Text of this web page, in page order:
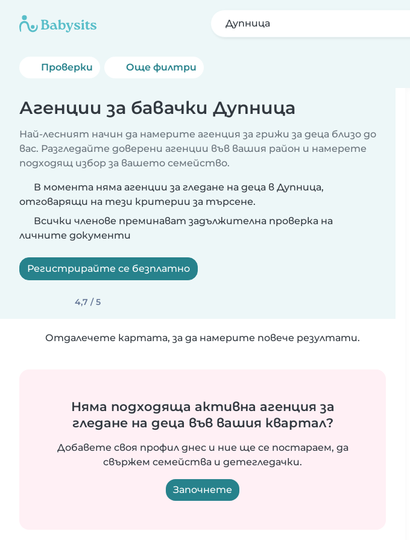
Дупница
Проверки Още филтри
Агенции за бавачки Дупница
Най-лесният начин да намерите агенция за грижи за деца близо до
вас. Разгледайте доверени агенции във вашия район и намерете
подходящ избор за вашето семейство.
В момента няма агенции за гледане на деца в Дупница,
отговарящи на тези критерии за търсене.
Всички членове преминават задължителна проверка на
личните документи
Регистрирайте се безплатно
4,7 / 5
Отдалечете картата, за да намерите повече резултати.
Няма подходяща активна агенция за
гледане на деца във вашия квартал?
Добавете своя профил днес и ние ще се постараем, да
свържем семейства и детегледачки.
Започнете